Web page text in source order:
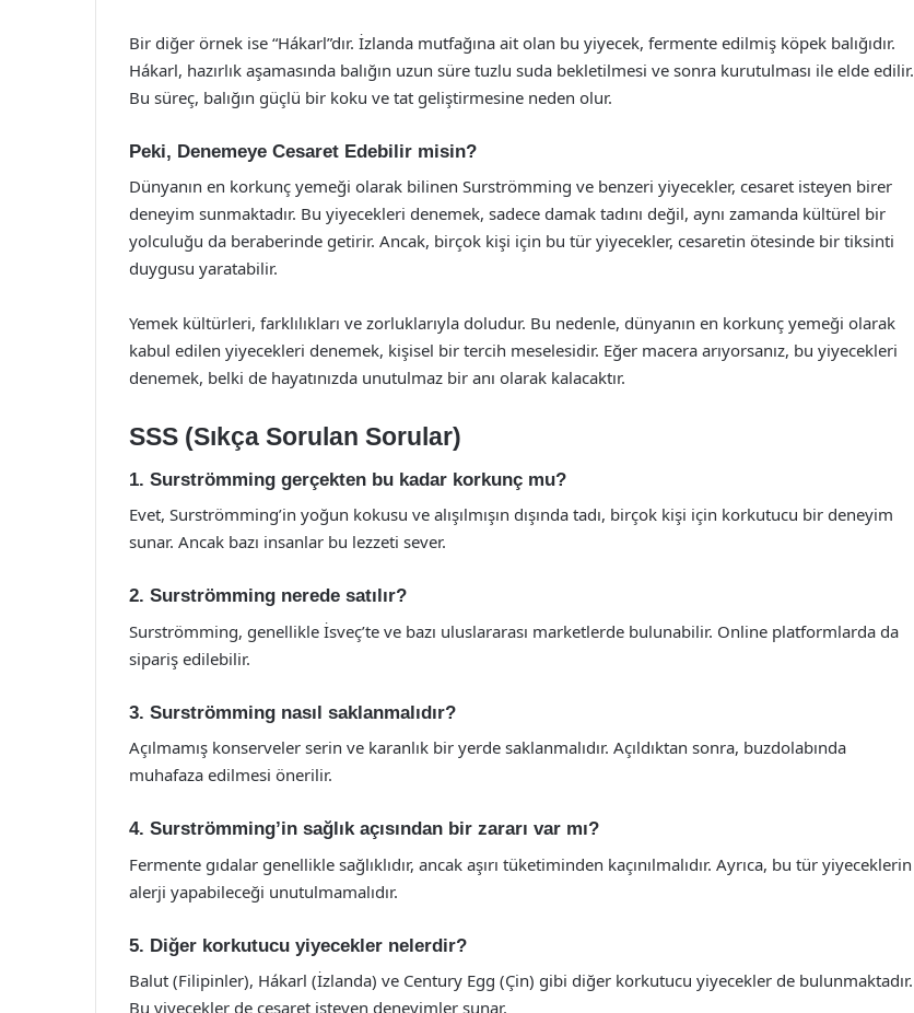
Bir diğer örnek ise “Hákarl”dır. İzlanda mutfağına ait olan bu yiyecek, fermente edilmiş köpek balığıdır.
Hákarl, hazırlık aşamasında balığın uzun süre tuzlu suda bekletilmesi ve sonra kurutulması ile elde edilir.
Bu süreç, balığın güçlü bir koku ve tat geliştirmesine neden olur.
Peki, Denemeye Cesaret Edebilir misin?
Dünyanın en korkunç yemeği olarak bilinen Surströmming ve benzeri yiyecekler, cesaret isteyen birer
deneyim sunmaktadır. Bu yiyecekleri denemek, sadece damak tadını değil, aynı zamanda kültürel bir
yolculuğu da beraberinde getirir. Ancak, birçok kişi için bu tür yiyecekler, cesaretin ötesinde bir tiksinti
duygusu yaratabilir.
Yemek kültürleri, farklılıkları ve zorluklarıyla doludur. Bu nedenle, dünyanın en korkunç yemeği olarak
kabul edilen yiyecekleri denemek, kişisel bir tercih meselesidir. Eğer macera arıyorsanız, bu yiyecekleri
denemek, belki de hayatınızda unutulmaz bir anı olarak kalacaktır.
SSS (Sıkça Sorulan Sorular)
1. Surströmming gerçekten bu kadar korkunç mu?
Evet, Surströmming’in yoğun kokusu ve alışılmışın dışında tadı, birçok kişi için korkutucu bir deneyim
sunar. Ancak bazı insanlar bu lezzeti sever.
2. Surströmming nerede satılır?
Surströmming, genellikle İsveç’te ve bazı uluslararası marketlerde bulunabilir. Online platformlarda da
sipariş edilebilir.
3. Surströmming nasıl saklanmalıdır?
Açılmamış konserveler serin ve karanlık bir yerde saklanmalıdır. Açıldıktan sonra, buzdolabında
muhafaza edilmesi önerilir.
4. Surströmming’in sağlık açısından bir zararı var mı?
Fermente gıdalar genellikle sağlıklıdır, ancak aşırı tüketiminden kaçınılmalıdır. Ayrıca, bu tür yiyeceklerin
alerji yapabileceği unutulmamalıdır.
5. Diğer korkutucu yiyecekler nelerdir?
Balut (Filipinler), Hákarl (İzlanda) ve Century Egg (Çin) gibi diğer korkutucu yiyecekler de bulunmaktadır.
Bu yiyecekler de cesaret isteyen deneyimler sunar.